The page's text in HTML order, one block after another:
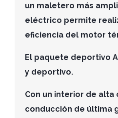
un maletero más
eléctrico permite
eficiencia del motor
El paquete deportivo
y deportivo.
Con un interior de
conducción de última